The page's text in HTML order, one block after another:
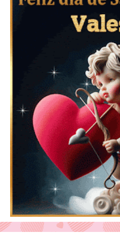
Feliz San Valentín Azucena